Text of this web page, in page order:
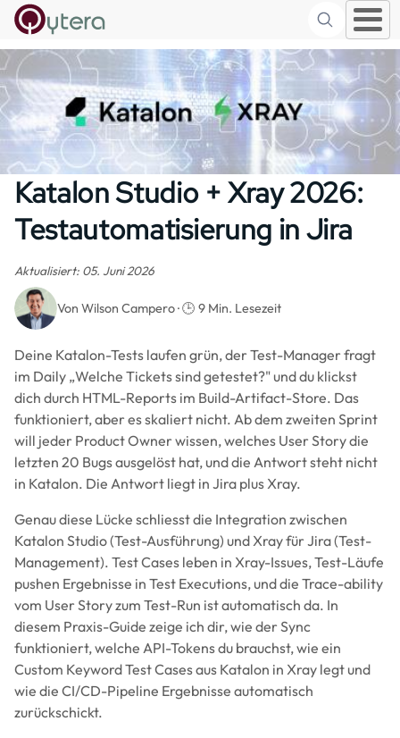
Skip to main content Suche
Katalon Studio + Xray 2026:
Testautomatisierung in Jira
Aktualisiert: 05. Juni 2026
Von Wilson Campero · 🕒 9 Min. Lesezeit
Deine Katalon-Tests laufen grün, der Test-Manager fragt
im Daily „Welche Tickets sind getestet?" und du klickst
dich durch HTML-Reports im Build-Artifact-Store. Das
funktioniert, aber es skaliert nicht. Ab dem zweiten Sprint
will jeder Product Owner wissen, welches User Story die
letzten 20 Bugs ausgelöst hat, und die Antwort steht nicht
in Katalon. Die Antwort liegt in Jira plus Xray.
Genau diese Lücke schliesst die Integration zwischen
Katalon Studio (Test-Ausführung) und Xray für Jira (Test-
Management). Test Cases leben in Xray-Issues, Test-Läufe
pushen Ergebnisse in Test Executions, und die Trace-ability
vom User Story zum Test-Run ist automatisch da. In
diesem Praxis-Guide zeige ich dir, wie der Sync
funktioniert, welche API-Tokens du brauchst, wie ein
Custom Keyword Test Cases aus Katalon in Xray legt und
wie die CI/CD-Pipeline Ergebnisse automatisch
zurückschickt.